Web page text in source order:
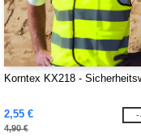
Korntex KX218 -
2,55 €
4,90 €
-